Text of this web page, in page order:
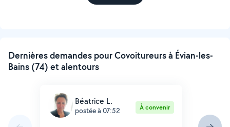
Dernières demandes pour Covoitureurs à Évian-les-
Bains (74) et alentours
Béatrice L.
postée à 07:52 À convenir